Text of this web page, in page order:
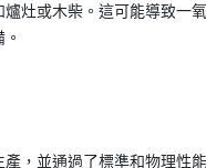
灶或木柴。這可能導致一
，並通過了標準和物理性能